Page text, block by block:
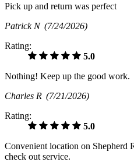
Pick up and return was perfect
Patrick N (7/24/2026)
Rating:
5.0
Nothing! Keep up the good work.
Charles R (7/21/2026)
Rating:
5.0
Convenient location on Shepherd
check out service.